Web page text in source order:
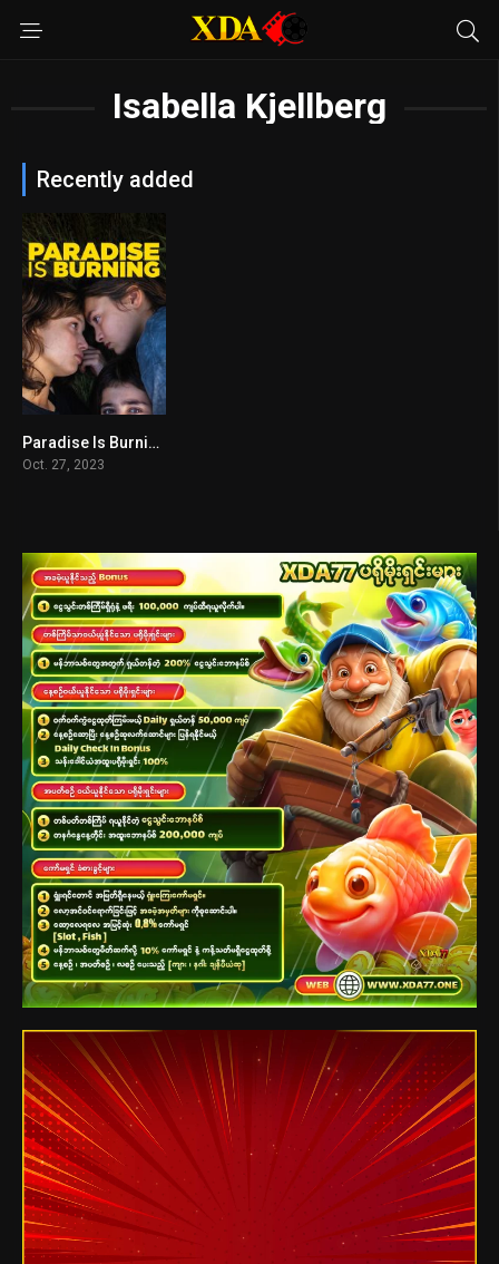
Isabella Kjellberg
Recently added
6.9
Paradise Is Burning
Oct. 27, 2023